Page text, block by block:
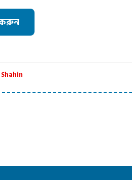
করুন
Shahin